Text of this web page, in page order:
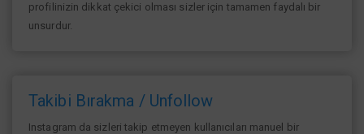
profilinizin dikkat çekici olması sizler için tamamen faydalı bir
unsurdur.
Takibi Bırakma / Unfollow
Instagram da sizleri takip etmeyen kullanıcıları manuel bir